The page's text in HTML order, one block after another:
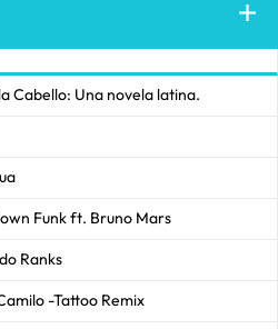
Cabello: Una novela latina.
Funk ft. Bruno Mars
Ranks
-Tattoo Remix